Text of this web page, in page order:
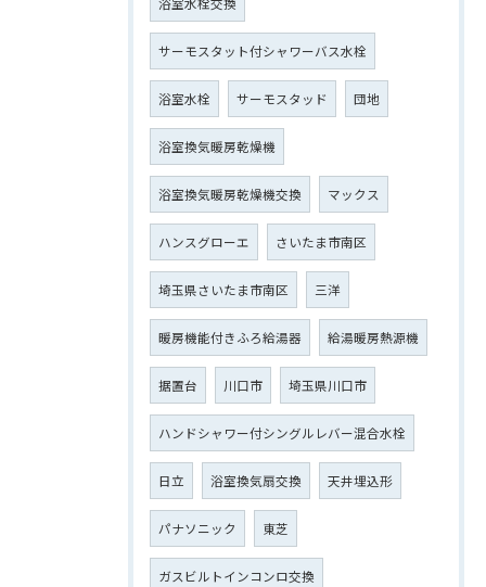
サーモスタット付シャワーバス水栓
浴室水栓 サーモスタッド 団地
浴室換気暖房乾燥機
浴室換気暖房乾燥機交換 マックス
ハンスグローエ さいたま市南区
埼玉県さいたま市南区 三洋
暖房機能付きふろ給湯器 給湯暖房熱源機
据置台 川口市 埼玉県川口市
ハンドシャワー付シングルレバー混合水栓
日立 浴室換気扇交換 天井埋込形
パナソニック 東芝
ガスビルトインコンロ交換